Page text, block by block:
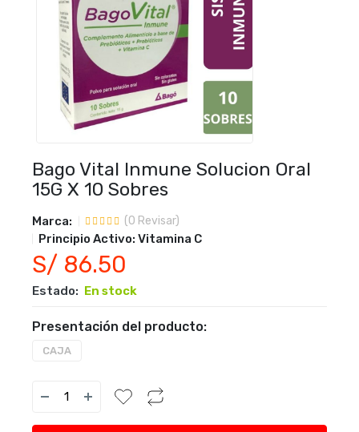
Bago Vital Inmune Solucion Oral
15G X 10 Sobres
Marca: (0 Revisar)
Principio Activo: Vitamina C
S/ 86.50
Estado: En stock
Presentación del producto:
CAJA